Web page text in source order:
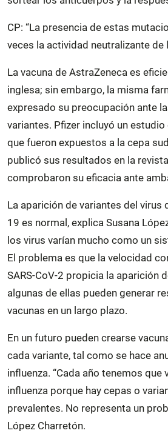
CP: “La presencia de estas
veces la actividad neutralizante de
La vacuna de AstraZeneca es
inglesa; sin embargo, la misma
expresado su preocupación ante
variantes. Pfizer incluyó un
que fueron expuestos a la cepa
publicó sus resultados en la revista
comprobaron su eficacia ante
La aparición de variantes del virus
19 es normal, explica Susana
los virus varían mucho como un
El problema es que la velocidad
SARS-CoV-2 propicia la aparición
algunas de ellas pueden generar
vacunas en un largo plazo.
En un futuro pueden crearse
cada variante, tal como se hace
influenza. “Cada año tenemos que
influenza porque hay cepas o
prevalentes. No representa un
López Charretón.